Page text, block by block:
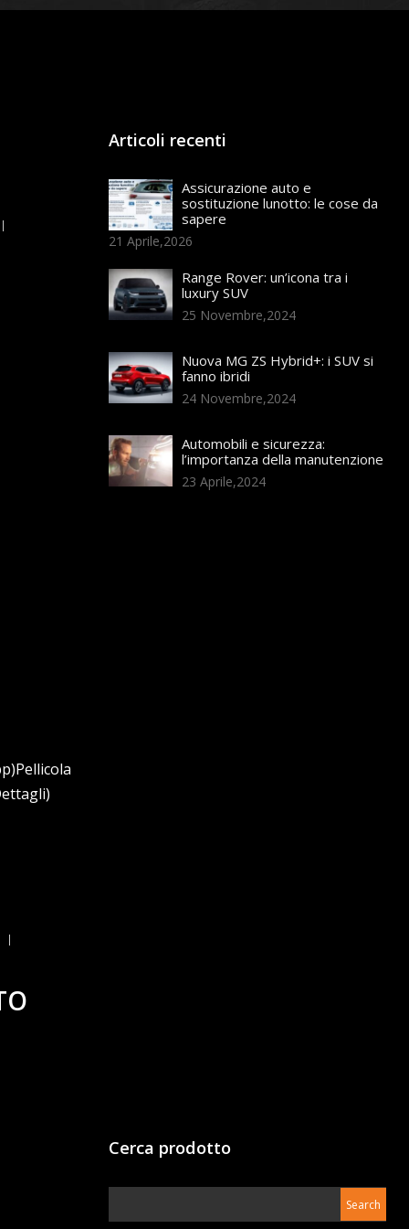
Articoli recenti
Assicurazione auto e
sostituzione lunotto: le cose da
sapere
21 Aprile,2026
Range Rover: un’icona tra i
luxury SUV
25 Novembre,2024
Nuova MG ZS Hybrid+: i SUV si
fanno ibridi
24 Novembre,2024
Automobili e sicurezza:
l’importanza della manutenzione
23 Aprile,2024
Cerca prodotto